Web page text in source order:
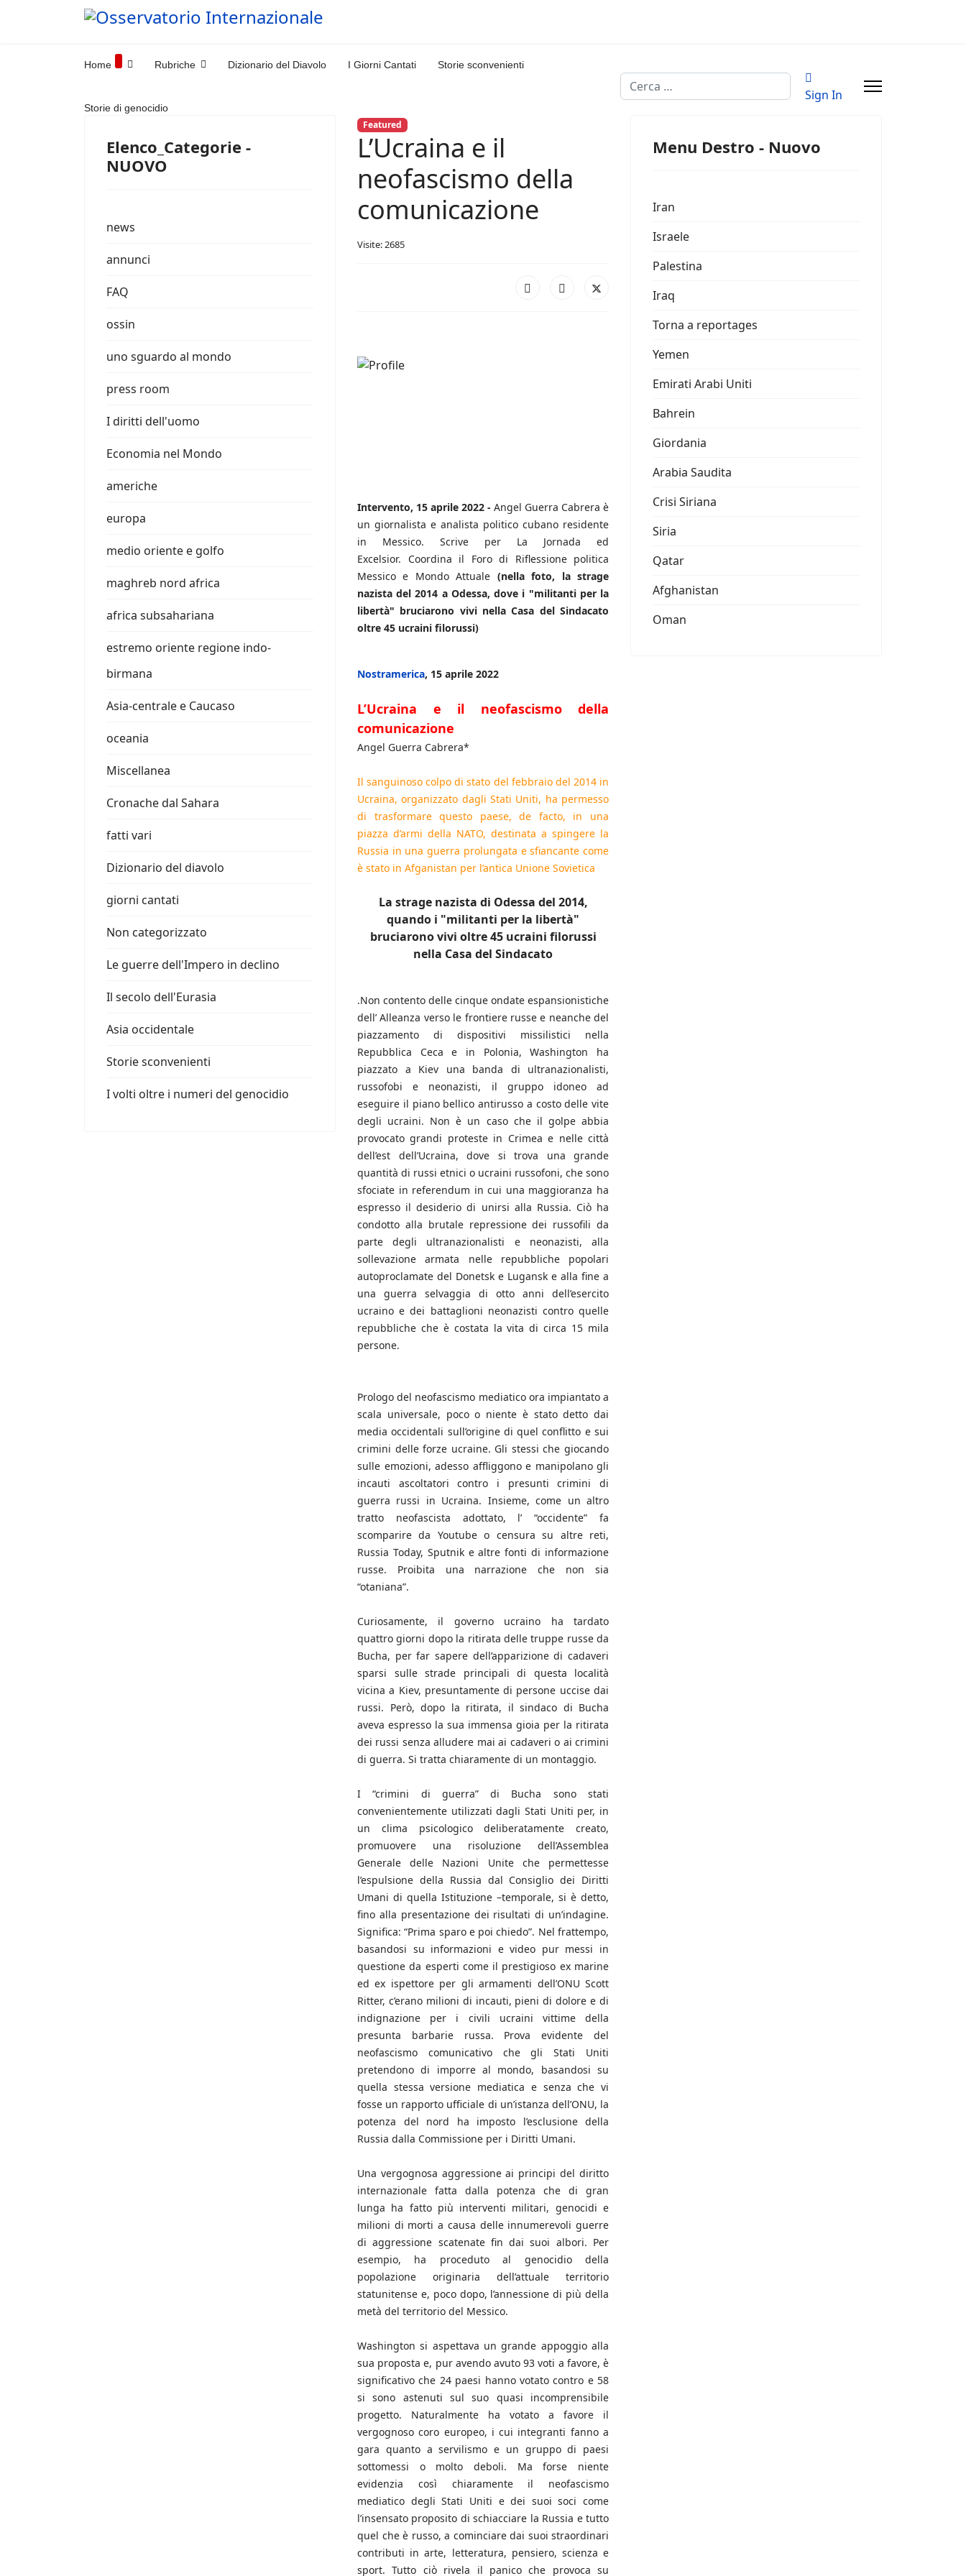
Home Rubriche Dizionario del Diavolo I Giorni Cantati Storie sconvenienti
Storie di genocidio
Cerca
Sign In
Elenco_Categorie -
NUOVO
news
annunci
FAQ
ossin
uno sguardo al mondo
press room
I diritti dell'uomo
Economia nel Mondo
americhe
europa
medio oriente e golfo
maghreb nord africa
africa subsahariana
estremo oriente regione indo-
birmana
Asia-centrale e Caucaso
oceania
Miscellanea
Cronache dal Sahara
fatti vari
Dizionario del diavolo
giorni cantati
Non categorizzato
Le guerre dell'Impero in declino
Il secolo dell'Eurasia
Asia occidentale
Storie sconvenienti
I volti oltre i numeri del genocidio
Featured
L’Ucraina e il
neofascismo della
comunicazione
Visite: 2685
Intervento, 15 aprile 2022 - Angel Guerra Cabrera è
un giornalista e analista politico cubano residente
in Messico. Scrive per La Jornada ed
Excelsior. Coordina il Foro di Riflessione politica
Messico e Mondo Attuale (nella foto, la strage
nazista del 2014 a Odessa, dove i "militanti per la
libertà" bruciarono vivi nella Casa del Sindacato
oltre 45 ucraini filorussi)
Nostramerica, 15 aprile 2022
L’Ucraina e il neofascismo della
comunicazione
Angel Guerra Cabrera*
Il sanguinoso colpo di stato del febbraio del 2014 in
Ucraina, organizzato dagli Stati Uniti, ha permesso
di trasformare questo paese, de facto, in una
piazza d’armi della NATO, destinata a spingere la
Russia in una guerra prolungata e sfiancante come
è stato in Afganistan per l’antica Unione Sovietica
La strage nazista di Odessa del 2014,
quando i "militanti per la libertà"
bruciarono vivi oltre 45 ucraini filorussi
nella Casa del Sindacato
.Non contento delle cinque ondate espansionistiche
dell’ Alleanza verso le frontiere russe e neanche del
piazzamento di dispositivi missilistici nella
Repubblica Ceca e in Polonia, Washington ha
piazzato a Kiev una banda di ultranazionalisti,
russofobi e neonazisti, il gruppo idoneo ad
eseguire il piano bellico antirusso a costo delle vite
degli ucraini. Non è un caso che il golpe abbia
provocato grandi proteste in Crimea e nelle città
dell’est dell’Ucraina, dove si trova una grande
quantità di russi etnici o ucraini russofoni, che sono
sfociate in referendum in cui una maggioranza ha
espresso il desiderio di unirsi alla Russia. Ciò ha
condotto alla brutale repressione dei russofili da
parte degli ultranazionalisti e neonazisti, alla
sollevazione armata nelle repubbliche popolari
autoproclamate del Donetsk e Lugansk e alla fine a
una guerra selvaggia di otto anni dell’esercito
ucraino e dei battaglioni neonazisti contro quelle
repubbliche che è costata la vita di circa 15 mila
persone.
Prologo del neofascismo mediatico ora impiantato a
scala universale, poco o niente è stato detto dai
media occidentali sull’origine di quel conflitto e sui
crimini delle forze ucraine. Gli stessi che giocando
sulle emozioni, adesso affliggono e manipolano gli
incauti ascoltatori contro i presunti crimini di
guerra russi in Ucraina. Insieme, come un altro
tratto neofascista adottato, l’ “occidente” fa
scomparire da Youtube o censura su altre reti,
Russia Today, Sputnik e altre fonti di informazione
russe. Proibita una narrazione che non sia
“otaniana”.
Curiosamente, il governo ucraino ha tardato
quattro giorni dopo la ritirata delle truppe russe da
Bucha, per far sapere dell’apparizione di cadaveri
sparsi sulle strade principali di questa località
vicina a Kiev, presuntamente di persone uccise dai
russi. Però, dopo la ritirata, il sindaco di Bucha
aveva espresso la sua immensa gioia per la ritirata
dei russi senza alludere mai ai cadaveri o ai crimini
di guerra. Si tratta chiaramente di un montaggio.
I “crimini di guerra” di Bucha sono stati
convenientemente utilizzati dagli Stati Uniti per, in
un clima psicologico deliberatamente creato,
promuovere una risoluzione dell’Assemblea
Generale delle Nazioni Unite che permettesse
l’espulsione della Russia dal Consiglio dei Diritti
Umani di quella Istituzione –temporale, si è detto,
fino alla presentazione dei risultati di un’indagine.
Significa: “Prima sparo e poi chiedo”. Nel frattempo,
basandosi su informazioni e video pur messi in
questione da esperti come il prestigioso ex marine
ed ex ispettore per gli armamenti dell’ONU Scott
Ritter, c’erano milioni di incauti, pieni di dolore e di
indignazione per i civili ucraini vittime della
presunta barbarie russa. Prova evidente del
neofascismo comunicativo che gli Stati Uniti
pretendono di imporre al mondo, basandosi su
quella stessa versione mediatica e senza che vi
fosse un rapporto ufficiale di un’istanza dell’ONU, la
potenza del nord ha imposto l’esclusione della
Russia dalla Commissione per i Diritti Umani.
Una vergognosa aggressione ai principi del diritto
internazionale fatta dalla potenza che di gran
lunga ha fatto più interventi militari, genocidi e
milioni di morti a causa delle innumerevoli guerre
di aggressione scatenate fin dai suoi albori. Per
esempio, ha proceduto al genocidio della
popolazione originaria dell’attuale territorio
statunitense e, poco dopo, l’annessione di più della
metà del territorio del Messico.
Washington si aspettava un grande appoggio alla
sua proposta e, pur avendo avuto 93 voti a favore, è
significativo che 24 paesi hanno votato contro e 58
si sono astenuti sul suo quasi incomprensibile
progetto. Naturalmente ha votato a favore il
vergognoso coro europeo, i cui integranti fanno a
gara quanto a servilismo e un gruppo di paesi
sottomessi o molto deboli. Ma forse niente
evidenzia così chiaramente il neofascismo
mediatico degli Stati Uniti e dei suoi soci come
l’insensato proposito di schiacciare la Russia e tutto
quel che è russo, a cominciare dai suoi straordinari
contributi in arte, letteratura, pensiero, scienza e
sport. Tutto ciò rivela il panico che provoca su
Menu Destro - Nuovo
Iran
Israele
Palestina
Iraq
Torna a reportages
Yemen
Emirati Arabi Uniti
Bahrein
Giordania
Arabia Saudita
Crisi Siriana
Siria
Qatar
Afghanistan
Oman